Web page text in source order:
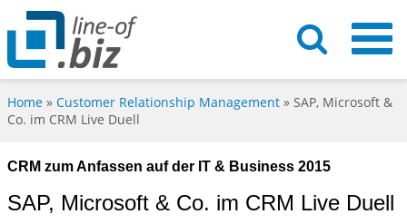
Home » Customer Relationship Management » SAP, Microsoft &
Co. im CRM Live Duell
CRM zum Anfassen auf der IT & Business 2015
SAP, Microsoft & Co. im CRM Live Duell